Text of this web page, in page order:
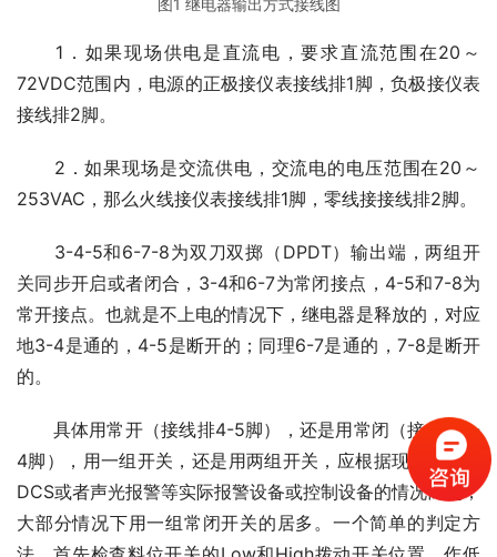
图1 继电器输出方式接线图
1．如果现场供电是直流电，要求直流范围在20～
72VDC范围内，电源的正极接仪表接线排1脚，负极接仪表
接线排2脚。
2．如果现场是交流供电，交流电的电压范围在20～
253VAC，那么火线接仪表接线排1脚，零线接接线排2脚。
3-4-5和6-7-8为双刀双掷（DPDT）输出端，两组开
关同步开启或者闭合，3-4和6-7为常闭接点，4-5和7-8为
常开接点。也就是不上电的情况下，继电器是释放的，对应
地3-4是通的，4-5是断开的；同理6-7是通的，7-8是断开
的。
具体用常开（接线排4-5脚），还是用常闭（接线排3-
4脚），用一组开关，还是用两组开关，应根据现场PLC、
DCS或者声光报警等实际报警设备或控制设备的情况而定，
大部分情况下用一组常闭开关的居多。一个简单的判定方